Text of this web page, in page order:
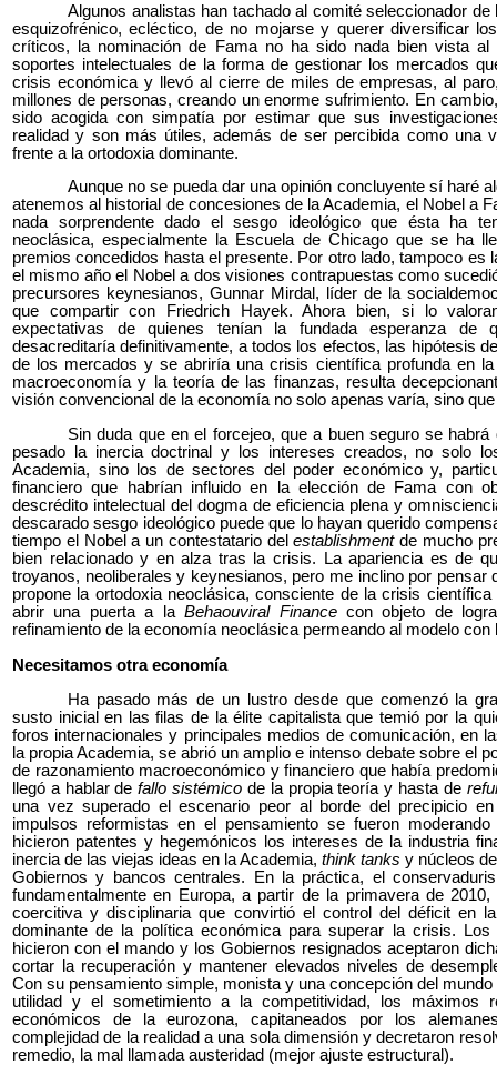
Algunos analistas han tachado al comité seleccionador
esquizofrénico, ecléctico, de no mojarse y querer diversificar
críticos, la nominación de Fama no ha sido nada bien vista al
soportes intelectuales de la forma de gestionar los mercados
crisis económica y llevó al cierre de miles de empresas, al
millones de personas, creando un enorme sufrimiento. En
sido acogida con simpatía por estimar que sus
realidad y son más útiles, además de ser percibida como una
frente a la ortodoxia dominante.
Aunque no se pueda dar una opinión concluyente sí haré
atenemos al historial de concesiones de la Academia, el Nobel a
nada sorprendente dado el sesgo ideológico que ésta ha
neoclásica, especialmente la Escuela de Chicago que se ha
premios concedidos hasta el presente. Por otro lado, tampoco es
el mismo año el Nobel a dos visiones contrapuestas como
precursores keynesianos, Gunnar Mirdal, líder de la
que compartir con Friedrich Hayek. Ahora bien, si lo
expectativas de quienes tenían la fundada esperanza de
desacreditaría definitivamente, a todos los efectos, las hipótesis
de los mercados y se abriría una crisis científica profunda en
macroeconomía y la teoría de las finanzas, resulta
visión convencional de la economía no solo apenas varía, sino
Sin duda que en el forcejeo, que a buen seguro se
pesado la inercia doctrinal y los intereses creados, no solo
Academia, sino los de sectores del poder económico y,
financiero que habrían influido en la elección de Fama con
descrédito intelectual del dogma de eficiencia plena y
descarado sesgo ideológico puede que lo hayan querido
tiempo el Nobel a un contestatario delestablishmentde mucho
bien relacionado y en alza tras la crisis. La apariencia es de
troyanos, neoliberales y keynesianos, pero me inclino por pensar
propone la ortodoxia neoclásica, consciente de la crisis
abrir una puerta a laBehaouviral Financecon objeto de
refinamiento de la economía neoclásica permeando al modelo
Necesitamos otra economía
Ha pasado más de un lustro desde que comenzó la
susto inicial en las filas de la élite capitalista que temió por la
foros internacionales y principales medios de comunicación, en
la propia Academia, se abrió un amplio e intenso debate sobre el
de razonamiento macroeconómico y financiero que había
llegó a hablar defallo sistémico de la propia teoría y hasta de
una vez superado el escenario peor al borde del precipicio
impulsos reformistas en el pensamiento se fueron
hicieron patentes y hegemónicos los intereses de la industria
inercia de las viejas ideas en la Academia, think tanks y núcleos
Gobiernos y bancos centrales. En la práctica, el
fundamentalmente en Europa, a partir de la primavera de
coercitiva y disciplinaria que convirtió el control del déficit en
dominante de la política económica para superar la crisis.
hicieron con el mando y los Gobiernos resignados aceptaron
cortar la recuperación y mantener elevados niveles de
Con su pensamiento simple, monista y una concepción del mundo
utilidad y el sometimiento a la competitividad, los máximos
económicos de la eurozona, capitaneados por los
complejidad de la realidad a una sola dimensión y decretaron
remedio, la mal llamada austeridad (mejor ajuste estructural).